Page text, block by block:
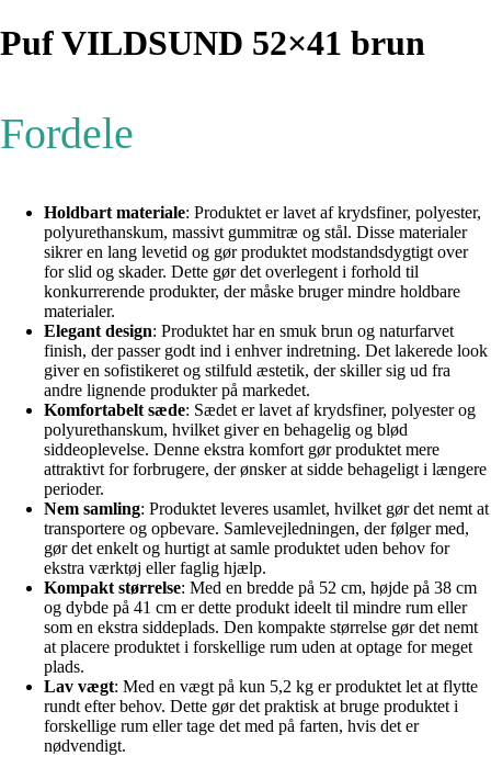
Puf VILDSUND 52×41 brun
Fordele
Holdbart materiale: Produktet er lavet af krydsfiner, polyester,
polyurethanskum, massivt gummitræ og stål. Disse materialer
sikrer en lang levetid og gør produktet modstandsdygtigt over
for slid og skader. Dette gør det overlegent i forhold til
konkurrerende produkter, der måske bruger mindre holdbare
materialer.
Elegant design: Produktet har en smuk brun og naturfarvet
finish, der passer godt ind i enhver indretning. Det lakerede look
giver en sofistikeret og stilfuld æstetik, der skiller sig ud fra
andre lignende produkter på markedet.
Komfortabelt sæde: Sædet er lavet af krydsfiner, polyester og
polyurethanskum, hvilket giver en behagelig og blød
siddeoplevelse. Denne ekstra komfort gør produktet mere
attraktivt for forbrugere, der ønsker at sidde behageligt i længere
perioder.
Nem samling: Produktet leveres usamlet, hvilket gør det nemt at
transportere og opbevare. Samlevejledningen, der følger med,
gør det enkelt og hurtigt at samle produktet uden behov for
ekstra værktøj eller faglig hjælp.
Kompakt størrelse: Med en bredde på 52 cm, højde på 38 cm
og dybde på 41 cm er dette produkt ideelt til mindre rum eller
som en ekstra siddeplads. Den kompakte størrelse gør det nemt
at placere produktet i forskellige rum uden at optage for meget
plads.
Lav vægt: Med en vægt på kun 5,2 kg er produktet let at flytte
rundt efter behov. Dette gør det praktisk at bruge produktet i
forskellige rum eller tage det med på farten, hvis det er
nødvendigt.